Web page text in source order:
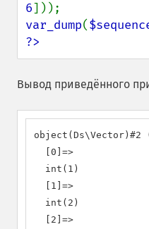
6
var_dump(
?>
Вывод приведённого
object(Ds\Vector)#2
  [0]=>
  int(1)
  [1]=>
  int(2)
  [2]=>